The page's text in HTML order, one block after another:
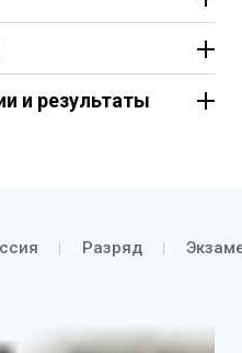
и результаты
Разряд